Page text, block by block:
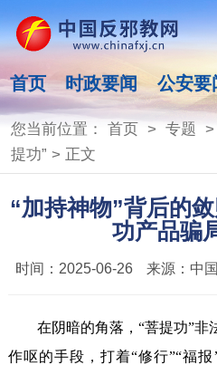
首页 时政要闻 公安要
您当前位置： 首页> 专题 >
提功” > 正文
“加持神物”背后的
功产品骗
时间： 2025-06-26 来源： 中
在阴暗的角落，“菩提功”非
作呕的手段，打着“修行”“福